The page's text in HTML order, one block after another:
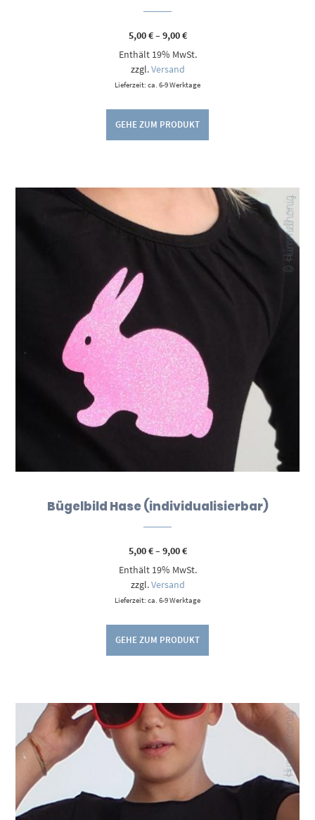
5,00€–9,00€Preisspanne:
bis
Enthält 19% MwSt.
zzgl.Versand
Lieferzeit: ca. 6-9 Werktage
GEHE ZUM PRODUKT
Bügelbild Hase (individualisierbar)
5,00€–9,00€Preisspanne:
bis
Enthält 19% MwSt.
zzgl.Versand
Lieferzeit: ca. 6-9 Werktage
GEHE ZUM PRODUKT